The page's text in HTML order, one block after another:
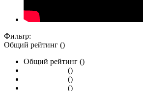
Фильтр:
Общий рейтинг ()
Общий рейтинг ()
()
()
()